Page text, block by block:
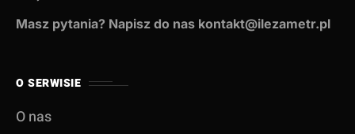
Masz pytania? Napisz do nas kontakt@ilezametr.pl
O SERWISIE
O nas